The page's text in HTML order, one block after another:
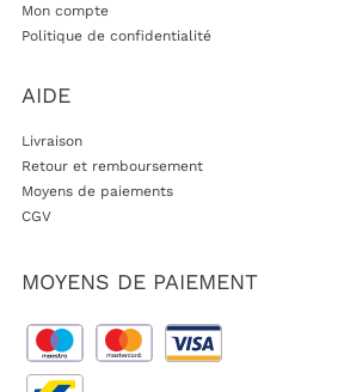
Mon compte
Politique de confidentialité
AIDE
Livraison
Retour et remboursement
Moyens de paiements
CGV
MOYENS DE PAIEMENT